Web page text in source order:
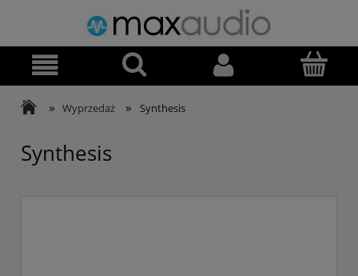
» Wyprzedaż » Synthesis
Synthesis